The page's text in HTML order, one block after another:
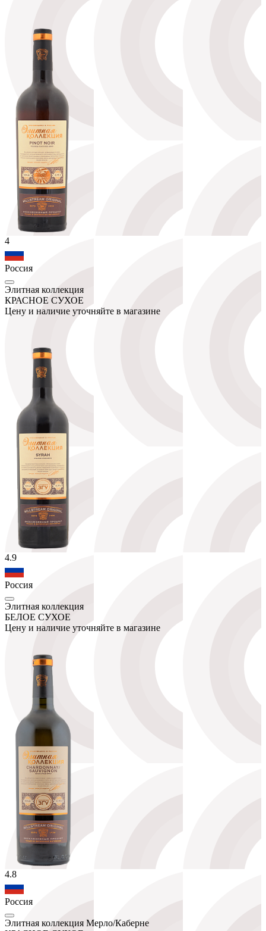
4
Россия
Элитная коллекция
КРАСНОЕ СУХОЕ
Цену и наличие уточняйте в магазине
4.9
Россия
Элитная коллекция
БЕЛОЕ СУХОЕ
Цену и наличие уточняйте в магазине
4.8
Россия
Элитная коллекция Мерло/Каберне